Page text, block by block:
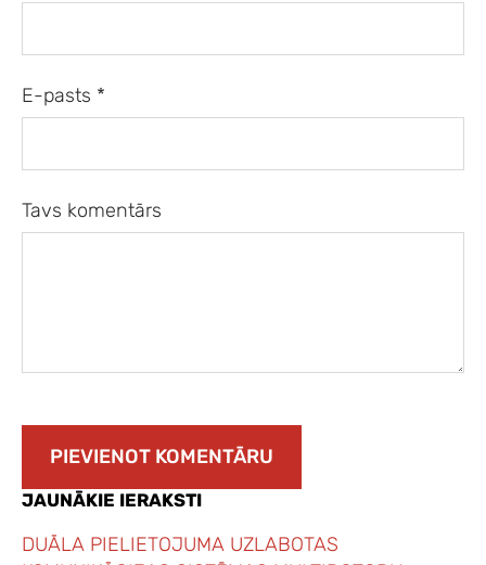
JAUNĀKIE IERAKSTI
DUĀLA PIELIETOJUMA UZLABOTAS
E-pasts *
Tavs komentārs